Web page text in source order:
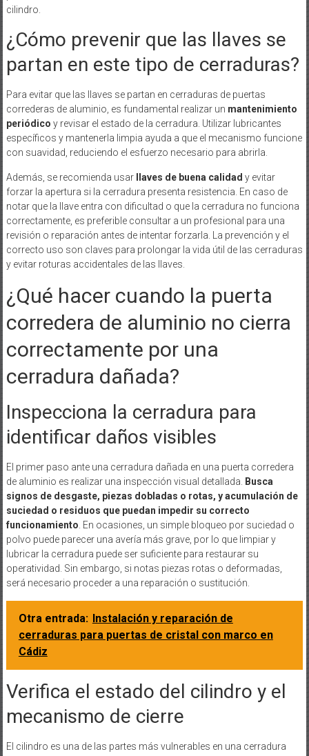
cilindro.
¿Cómo prevenir que las llaves se
partan en este tipo de cerraduras?
Para evitar que las llaves se partan en cerraduras de puertas
correderas de aluminio, es fundamental realizar un mantenimiento
periódico y revisar el estado de la cerradura. Utilizar lubricantes
específicos y mantenerla limpia ayuda a que el mecanismo funcione
con suavidad, reduciendo el esfuerzo necesario para abrirla.
Además, se recomienda usar llaves de buena calidad y evitar
forzar la apertura si la cerradura presenta resistencia. En caso de
notar que la llave entra con dificultad o que la cerradura no funciona
correctamente, es preferible consultar a un profesional para una
revisión o reparación antes de intentar forzarla. La prevención y el
correcto uso son claves para prolongar la vida útil de las cerraduras
y evitar roturas accidentales de las llaves.
¿Qué hacer cuando la puerta
corredera de aluminio no cierra
correctamente por una
cerradura dañada?
Inspecciona la cerradura para
identificar daños visibles
El primer paso ante una cerradura dañada en una puerta corredera
de aluminio es realizar una inspección visual detallada. Busca
signos de desgaste, piezas dobladas o rotas, y acumulación de
suciedad o residuos que puedan impedir su correcto
funcionamiento. En ocasiones, un simple bloqueo por suciedad o
polvo puede parecer una avería más grave, por lo que limpiar y
lubricar la cerradura puede ser suficiente para restaurar su
operatividad. Sin embargo, si notas piezas rotas o deformadas,
será necesario proceder a una reparación o sustitución.
Otra entrada: Instalación y reparación de
cerraduras para puertas de cristal con marco en
Cádiz
Verifica el estado del cilindro y el
mecanismo de cierre
El cilindro es una de las partes más vulnerables en una cerradura